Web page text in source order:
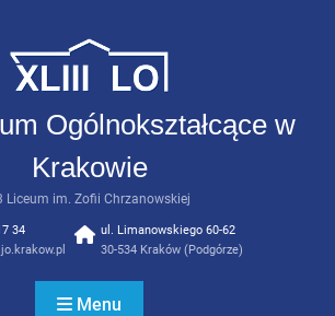
Ogólnokształcące w
Krakowie
Liceum im. Zofii Chrzanowskiej
34
ul. Limanowskiego 60-62
30-534 Kraków (Podgórze)
Menu